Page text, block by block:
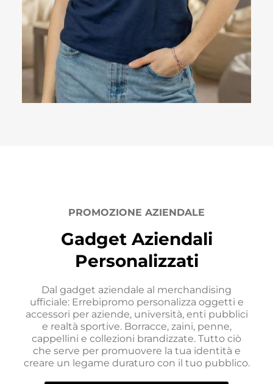
PROMOZIONE AZIENDALE
Gadget Aziendali
Personalizzati
Dal gadget aziendale al merchandising
ufficiale: Errebipromo personalizza oggetti e
accessori per aziende, università, enti pubblici
e realtà sportive. Borracce, zaini, penne,
cappellini e collezioni brandizzate. Tutto ciò
che serve per promuovere la tua identità e
creare un legame duraturo con il tuo pubblico.